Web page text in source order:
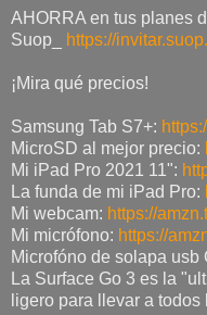
AHORRA en tus planes
Suop_
https://
¡Mira qué precios!
Samsung Tab S7+:
MicroSD al mejor precio:
Mi iPad Pro 2021 11":
La funda de mi iPad Pro:
Mi webcam: https://
Mi micrófono: https://
Microfóno de solapa usb
La Surface Go 3 es la
ligero para llevar a